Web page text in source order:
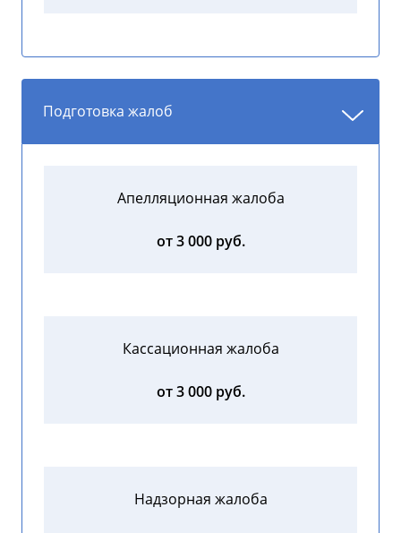
Подготовка жалоб
Апелляционная жалоба
от 3 000 руб.
Кассационная жалоба
от 3 000 руб.
Надзорная жалоба